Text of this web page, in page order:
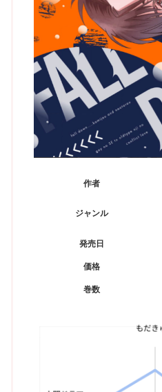
作者
ジャンル
発売日
価格
巻数